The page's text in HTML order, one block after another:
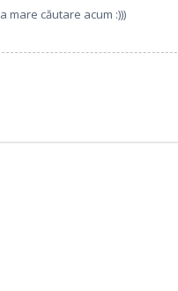
mare căutare acum :)))